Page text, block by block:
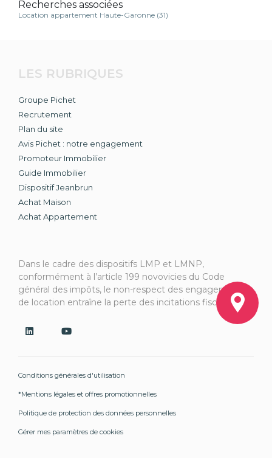
Recherches associées
Location appartement Haute-Garonne (31)
LES RUBRIQUES
Groupe Pichet
Recrutement
Plan du site
Avis Pichet : notre engagement
Promoteur Immobilier
Guide Immobilier
Dispositif Jeanbrun
Achat Maison
Achat Appartement
Dans le cadre des dispositifs LMP et LMNP,
conformément à l’article 199 novovicies du Code
général des impôts, le non-respect des engagements
de location entraîne la perte des incitations fiscales.
Conditions générales d'utilisation
*Mentions légales et offres promotionnelles
Politique de protection des données personnelles
Gérer mes paramètres de cookies